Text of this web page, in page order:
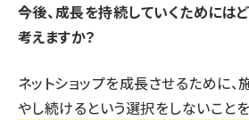
――今後、成長を持続していくためには
考えますか？
ネットショップを成長させるために
やし続けるという選択をしないこと